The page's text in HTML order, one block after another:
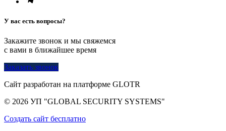
У вас есть вопросы?
Закажите звонок и мы свяжемся
с вами в ближайшее время
Заказать звонок
Сайт разработан на платформе GLOTR
© 2026 УП "GLOBAL SECURITY SYSTEMS"
Создать cайт бесплатно